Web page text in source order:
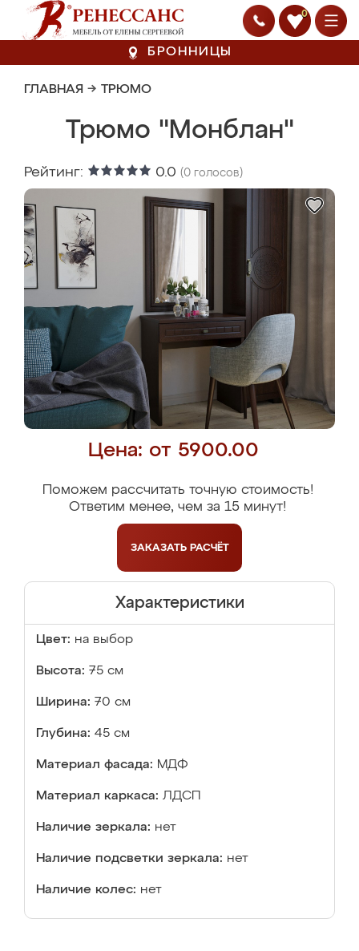
0
БРОННИЦЫ
ГЛАВНАЯ → ТРЮМО
Трюмо "Монблан"
Рейтинг: 0.0 (0 голосов)
Цена: от 5900.00
Поможем рассчитать точную стоимость!
Ответим менее, чем за 15 минут!
ЗАКАЗАТЬ РАСЧЁТ
Характеристики
Цвет: на выбор
Высота: 75 см
Ширина: 70 см
Глубина: 45 см
Материал фасада: МДФ
Материал каркаса: ЛДСП
Наличие зеркала: нет
Наличие подсветки зеркала: нет
Наличие колес: нет